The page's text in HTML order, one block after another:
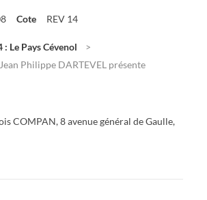
Cote REV 14
Le Pays Cévenol
Philippe DARTEVEL présente
COMPAN, 8 avenue général de Gaulle,